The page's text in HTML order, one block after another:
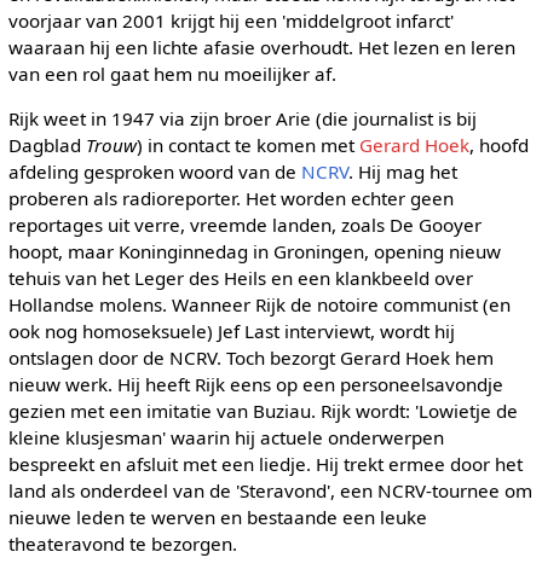
voorjaar van 2001 krijgt hij een 'middelgroot infarct'
waaraan hij een lichte afasie overhoudt. Het lezen en leren
van een rol gaat hem nu moeilijker af.
Rijk weet in 1947 via zijn broer Arie (die journalist is bij
Dagblad Trouw) in contact te komen met Gerard Hoek, hoofd
afdeling gesproken woord van de NCRV. Hij mag het
proberen als radioreporter. Het worden echter geen
reportages uit verre, vreemde landen, zoals De Gooyer
hoopt, maar Koninginnedag in Groningen, opening nieuw
tehuis van het Leger des Heils en een klankbeeld over
Hollandse molens. Wanneer Rijk de notoire communist (en
ook nog homoseksuele) Jef Last interviewt, wordt hij
ontslagen door de NCRV. Toch bezorgt Gerard Hoek hem
nieuw werk. Hij heeft Rijk eens op een personeelsavondje
gezien met een imitatie van Buziau. Rijk wordt: 'Lowietje de
kleine klusjesman' waarin hij actuele onderwerpen
bespreekt en afsluit met een liedje. Hij trekt ermee door het
land als onderdeel van de 'Steravond', een NCRV-tournee om
nieuwe leden te werven en bestaande een leuke
theateravond te bezorgen.